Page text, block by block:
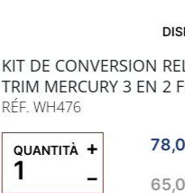
KIT DE CONVERSION
TRIM MERCURY 3 EN 2
RÉF. WH476
QUANTITÀ
−
+